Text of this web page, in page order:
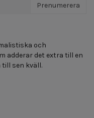
Prenumerera
och
adderar det extra till en
sen kväll.